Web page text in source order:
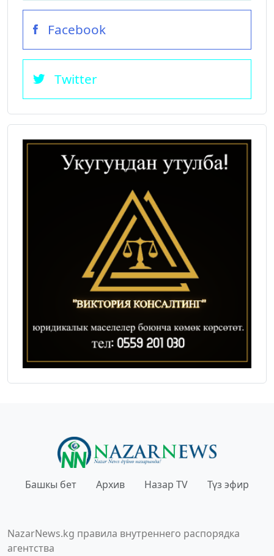
Facebook
Twitter
Башкы бет Архив Назар TV Түз эфир
NazarNews.kg правила внутреннего распорядка
агентства